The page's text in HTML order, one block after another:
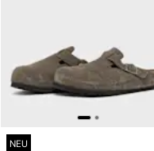
NEU